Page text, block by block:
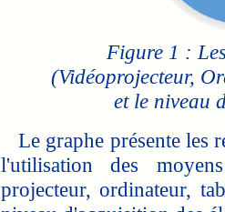
Figure 1 :
(Vidéoprojecteur,
et le niveau
Le graphe présente les
l'utilisation des
projecteur, ordinateur,